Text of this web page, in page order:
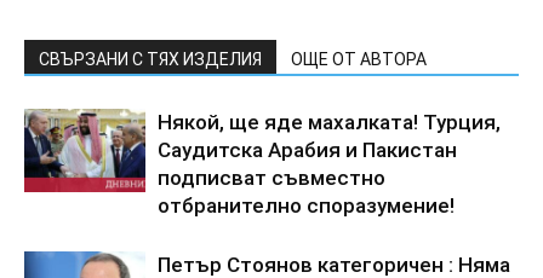
СВЪРЗАНИ С ТЯХ ИЗДЕЛИЯ ОЩЕ ОТ АВТОРА
Някой, ще яде махалката! Турция,
Саудитска Арабия и Пакистан
подписват съвместно
отбранително споразумение!
Петър Стоянов категоричен : Няма